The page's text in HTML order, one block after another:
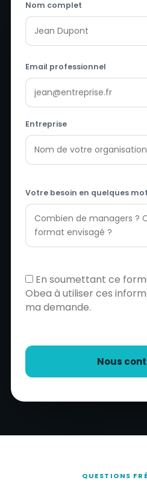
Nom complet
Email professionnel
Entreprise
Votre besoin en quelques
En soumettant ce
Obea à utiliser ces
ma demande.
QUESTIONS